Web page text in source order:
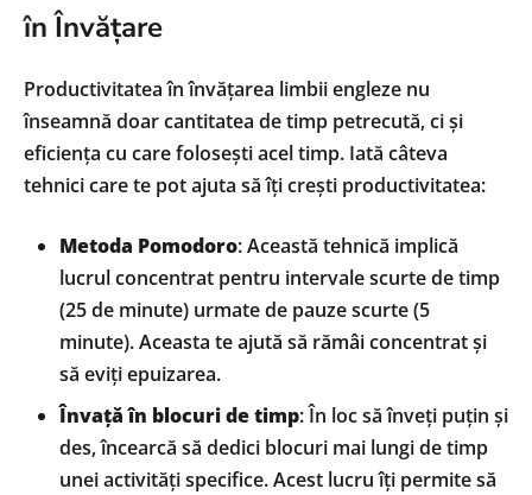
în Învățare
Productivitatea în învățarea limbii engleze nu
înseamnă doar cantitatea de timp petrecută, ci și
eficiența cu care folosești acel timp. Iată câteva
tehnici care te pot ajuta să îți crești productivitatea:
Metoda Pomodoro: Această tehnică implică
lucrul concentrat pentru intervale scurte de timp
(25 de minute) urmate de pauze scurte (5
minute). Aceasta te ajută să rămâi concentrat și
să eviți epuizarea.
Învață în blocuri de timp: În loc să înveți puțin și
des, încearcă să dedici blocuri mai lungi de timp
unei activități specifice. Acest lucru îți permite să